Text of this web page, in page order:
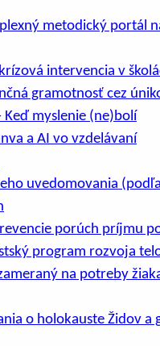
metodický portál
intervencia v
gramotnosť cez
myslenie (ne)bolí
a AI vo vzdelávaní
uvedomovania
porúch príjmu
program rozvoja
na potreby
o holokauste Židov